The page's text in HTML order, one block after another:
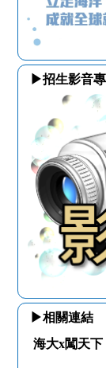
▶招生影音
▶相關連結
海大x闖天下